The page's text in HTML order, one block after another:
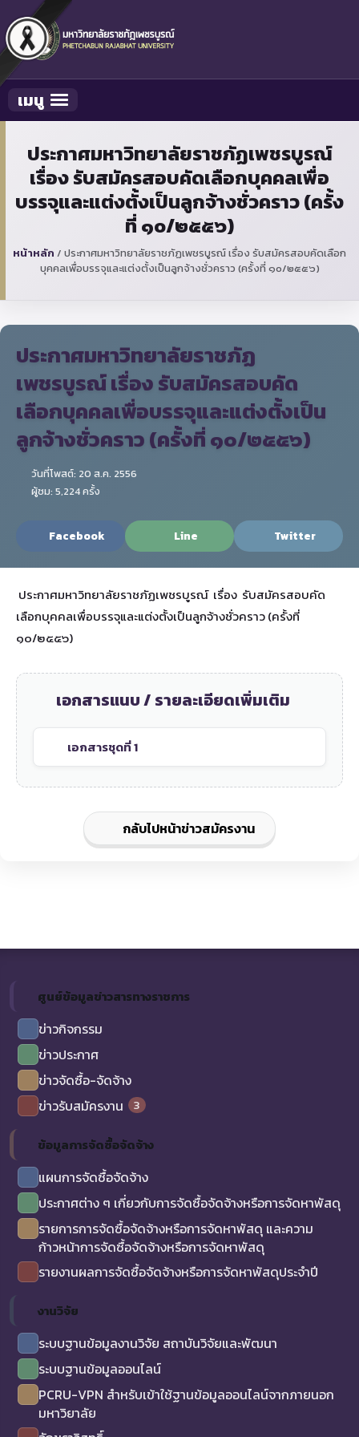
Toggle navigation
เมนู
ประกาศมหาวิทยาลัยราชภัฏเพชรบูรณ์
เรื่อง รับสมัครสอบคัดเลือกบุคคลเพื่อ
บรรจุและแต่งตั้งเป็นลูกจ้างชั่วคราว (ครั้ง
ที่ ๑๐/๒๕๕๖)
หน้าหลัก / ประกาศมหาวิทยาลัยราชภัฏเพชรบูรณ์ เรื่อง รับสมัครสอบคัดเลือก
บุคคลเพื่อบรรจุและแต่งตั้งเป็นลูกจ้างชั่วคราว (ครั้งที่ ๑๐/๒๕๕๖)
ประกาศมหาวิทยาลัยราชภัฏ
เพชรบูรณ์ เรื่อง รับสมัครสอบคัด
เลือกบุคคลเพื่อบรรจุและแต่งตั้งเป็น
ลูกจ้างชั่วคราว (ครั้งที่ ๑๐/๒๕๕๖)
วันที่โพสต์: 20 ส.ค. 2556
ผู้ชม: 5,224 ครั้ง
Facebook Line Twitter
ประกาศมหาวิทยาลัยราชภัฏเพชรบูรณ์ เรื่อง รับสมัครสอบคัด
เลือกบุคคลเพื่อบรรจุและแต่งตั้งเป็นลูกจ้างชั่วคราว (ครั้งที่
๑๐/๒๕๕๖)
เอกสารแนบ / รายละเอียดเพิ่มเติม
เอกสารชุดที่ 1
กลับไปหน้าข่าวสมัครงาน
ศูนย์ข้อมูลข่าวสารทางราชการ
ข่าวกิจกรรม
ข่าวประกาศ
ข่าวจัดซื้อ-จัดจ้าง
ข่าวรับสมัครงาน
3
ข้อมูลการจัดซื้อจัดจ้าง
แผนการจัดซื้อจัดจ้าง
ประกาศต่าง ๆ เกี่ยวกับการจัดซื้อจัดจ้างหรือการจัดหาพัสดุ
รายการการจัดซื้อจัดจ้างหรือการจัดหาพัสดุ และความ
ก้าวหน้าการจัดซื้อจัดจ้างหรือการจัดหาพัสดุ
รายงานผลการจัดซื้อจัดจ้างหรือการจัดหาพัสดุประจำปี
งานวิจัย
ระบบฐานข้อมูลงานวิจัย สถาบันวิจัยและพัฒนา
ระบบฐานข้อมูลออนไลน์
PCRU-VPN สำหรับเข้าใช้ฐานข้อมูลออนไลน์จากภายนอก
มหาวิยาลัย